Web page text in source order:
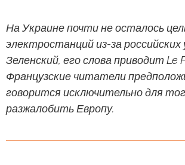
На Украине почти не осталось
электростанций из-за российских
Зеленский, его слова приводит Le
Французские читатели
говорится исключительно для
разжалобить Европу.